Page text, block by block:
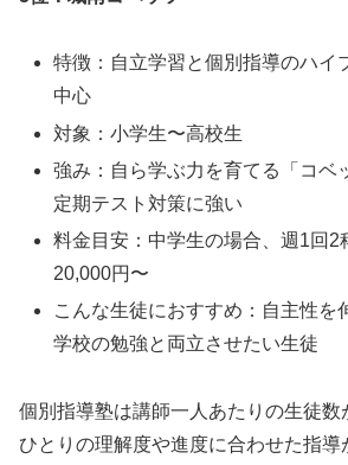
特徴：自立学習と個別指導のハイ
中心
対象：小学生〜高校生
強み：自ら学ぶ力を育てる「コベ
定期テスト対策に強い
料金目安：中学生の場合、週1回2
20,000円〜
こんな生徒におすすめ：自主性を
学校の勉強と両立させたい生徒
個別指導塾は講師一人あたりの生徒数
ひとりの理解度や進度に合わせた指導